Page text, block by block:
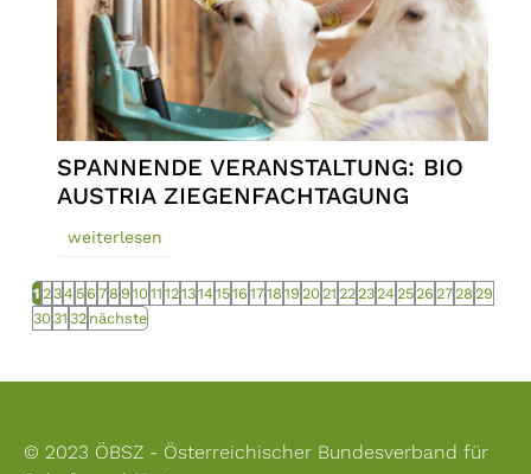
SPANNENDE VERANSTALTUNG: BIO
AUSTRIA ZIEGENFACHTAGUNG
weiterlesen
1 234 56 7 8 9 10 11 1213141516 1718 19 20 21 2223242526 2728 29
30 31 32 nächste
© 2023 ÖBSZ - Österreichischer Bundesverband für